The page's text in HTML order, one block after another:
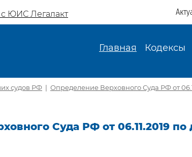
с ЮИС Легалакт
Главная Кодексы
судов РФ | Определение Верховного Суда РФ от
Суда РФ от 06.11.2019 по